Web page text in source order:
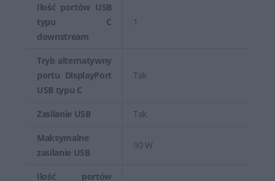
Ilość portów USB
typu C
downstream
1
Tryb alternatywny
portu DisplayPort
USB typu C
Tak
Zasilanie USB Tak
Maksymalne
zasilanie USB
90 W
Ilość portów